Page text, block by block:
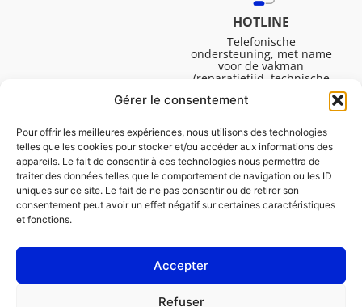
Gérer le consentement
Pour offrir les meilleures expériences, nous utilisons des technologies
telles que les cookies pour stocker et/ou accéder aux informations des
appareils. Le fait de consentir à ces technologies nous permettra de
traiter des données telles que le comportement de navigation ou les ID
uniques sur ce site. Le fait de ne pas consentir ou de retirer son
consentement peut avoir un effet négatif sur certaines caractéristiques
et fonctions.
Accepter
Refuser
HOTLINE
Telefonische
ondersteuning, met name
voor de vakman
(reparatietijd, technische
Maandag tot vrijdag van